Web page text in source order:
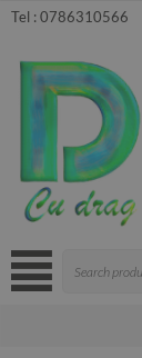
Tel :0786310566